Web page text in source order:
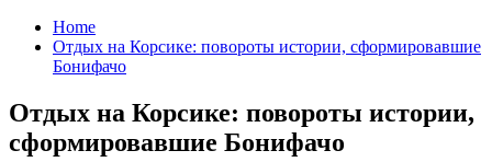
Home
Отдых на Корсике: повороты истории, сформировавшие
Бонифачо
Отдых на Корсике: повороты истории,
сформировавшие Бонифачо